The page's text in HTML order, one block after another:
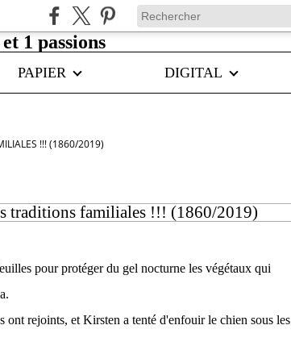
PAPIER DIGITAL
!!! (1860/2019)
traditions familiales !!! (1860/2019)
pour protéger du gel nocturne les végétaux qui
ont rejoints, et Kirsten a tenté d'enfouir le chien sous les